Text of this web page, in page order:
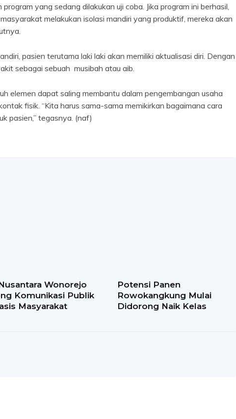
yang sedang dilakukan uji coba. Jika program ini berhasil,
melakukan isolasi mandiri yang produktif, mereka akan
pasien terutama laki laki akan memiliki aktualisasi diri. Dengan
sebagai sebuah musibah atau aib.
elemen dapat saling membantu dalam pengembangan usaha
fisik. “Kita harus sama-sama memikirkan bagaimana cara
pasien,” tegasnya. (naf)
Wonorejo
Komunikasi Publik
Masyarakat
Potensi Panen
Rowokangkung Mulai
Didorong Naik Kelas